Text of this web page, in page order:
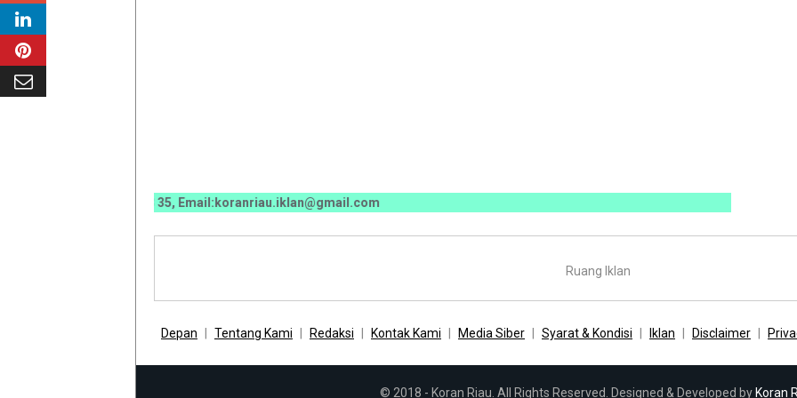
0070 / 0811 7673 35, Email:koranriau.iklan@gmail.com
Ruang Iklan
Depan Tentang Kami Redaksi Kontak Kami Media Siber Syarat & Kondisi Iklan Disclaimer
© 2018 - Koran Riau. All Rights Reserved. Designed & Developed by Koran